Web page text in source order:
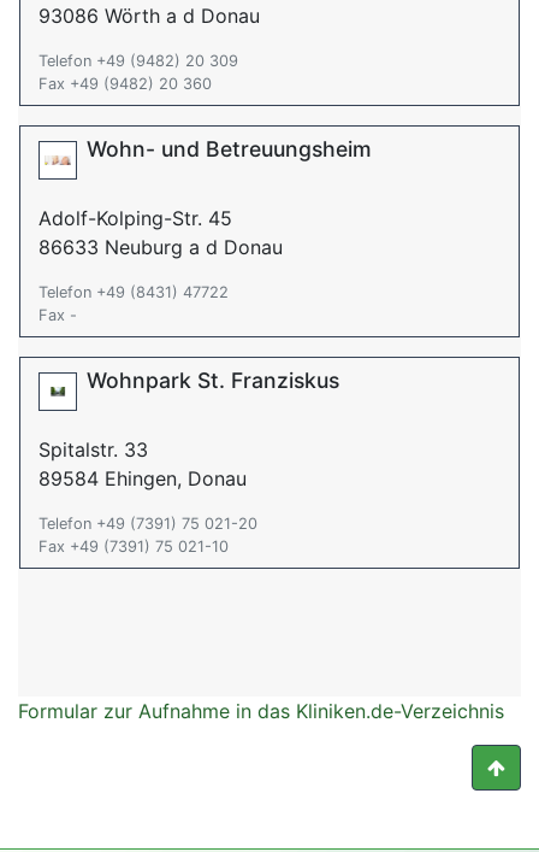
93086 Wörth a d Donau
Telefon +49 (9482) 20 309
Fax +49 (9482) 20 360
Wohn- und Betreuungsheim
Adolf-Kolping-Str. 45
86633 Neuburg a d Donau
Telefon +49 (8431) 47722
Fax -
Wohnpark St. Franziskus
Spitalstr. 33
89584 Ehingen, Donau
Telefon +49 (7391) 75 021-20
Fax +49 (7391) 75 021-10
Formular zur Aufnahme in das Kliniken.de-Verzeichnis